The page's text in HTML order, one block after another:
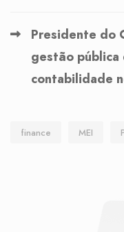
Presidente do
gestão
contabilidade
finance MEI